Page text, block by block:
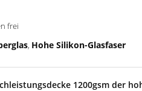
frei
, Hohe Silikon-Glasfaser
1200gsm der